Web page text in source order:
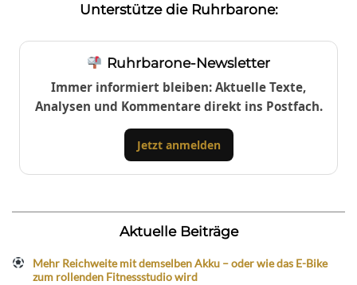
Unterstütze die Ruhrbarone:
Ruhrbarone-Newsletter
Immer informiert bleiben: Aktuelle Texte,
Analysen und Kommentare direkt ins Postfach.
Jetzt anmelden
Aktuelle Beiträge
Mehr Reichweite mit demselben Akku – oder wie das E-Bike
zum rollenden Fitnessstudio wird